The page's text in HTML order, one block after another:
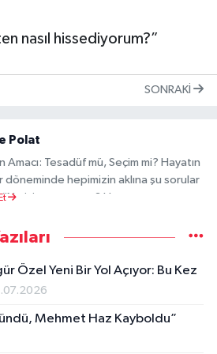
nasıl hissediyorum?”
SONRAKI
Polat
Amacı: Tesadüf mü, Seçim mi? Hayatın
döneminde hepimizin aklına şu sorular
için yaşıyorum? Hayatımın amacı
ibaret değildir. Çünkü insan
Amaç, bize yön verir, zor
ayağa kalkmamızı sağlar. Amacını
gibidir. İşte bu yüzden tarih
Özel Yeni Bir Yol Açıyor: Bu Kez
Mehmet Haz Kayboldu”